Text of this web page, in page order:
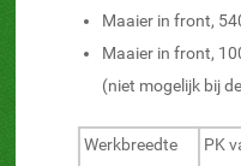
Maaier in front,
Maaier in front,
(niet mogelijk bij
Werkbreedte
PK